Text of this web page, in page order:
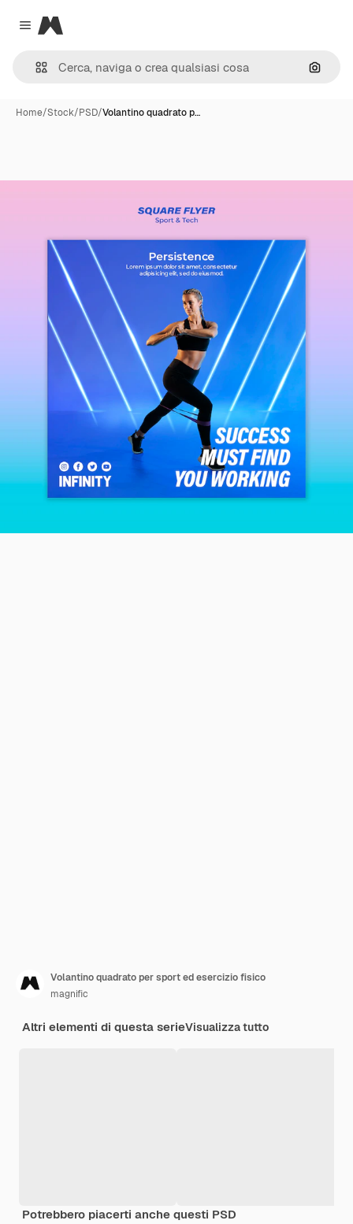
Close menu
Magnific
Cerca
Home/Stock/PSD/Volantino quadrato p…
Volantino quadrato per sport ed esercizio fisico
magnific
Altri elementi di questa serieVisualizza tutto
Potrebbero piacerti anche questi PSD